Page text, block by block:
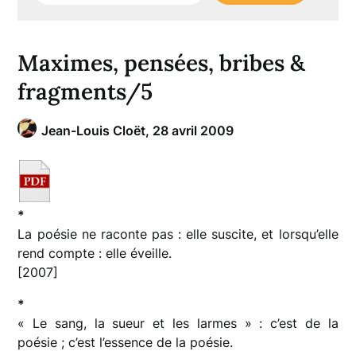
Maximes, pensées, bribes &
fragments/5
Jean-Louis Cloët, 28 avril 2009
*
La poésie ne raconte pas : elle suscite, et lorsqu’elle
rend compte : elle éveille.
[2007]
*
« Le sang, la sueur et les larmes » : c’est de la
poésie ; c’est l’essence de la poésie.